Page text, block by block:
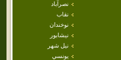
نصرآباد
نقاب
نوخندان
نيشابور
نيل شهر
يونسي